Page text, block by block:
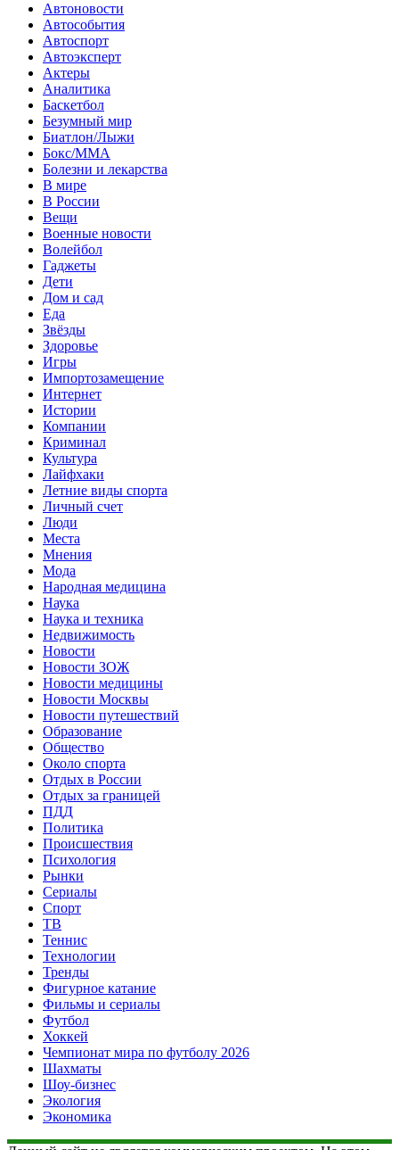
Автоновости
Автособытия
Автоспорт
Автоэксперт
Актеры
Аналитика
Баскетбол
Безумный мир
Биатлон/Лыжи
Бокс/MMA
Болезни и лекарства
В мире
В России
Вещи
Военные новости
Волейбол
Гаджеты
Дети
Дом и сад
Еда
Звёзды
Здоровье
Игры
Импортозамещение
Интернет
Истории
Компании
Криминал
Культура
Лайфхаки
Летние виды спорта
Личный счет
Люди
Места
Мнения
Мода
Народная медицина
Наука
Наука и техника
Недвижимость
Новости
Новости ЗОЖ
Новости медицины
Новости Москвы
Новости путешествий
Образование
Общество
Около спорта
Отдых в России
Отдых за границей
ПДД
Политика
Происшествия
Психология
Рынки
Сериалы
Спорт
ТВ
Теннис
Технологии
Тренды
Фигурное катание
Фильмы и сериалы
Футбол
Хоккей
Чемпионат мира по футболу 2026
Шахматы
Шоу-бизнес
Экология
Экономика